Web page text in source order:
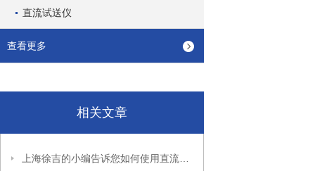
直流试送仪
查看更多
相关文章